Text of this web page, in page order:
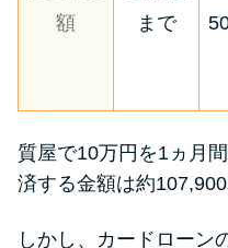
額
まで
質屋で10万円を1ヵ月
済する金額は約107,900
しかし、カードローン